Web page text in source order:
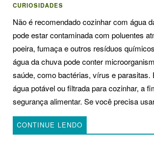
CURIOSIDADES
Não é recomendado cozinhar com água
pode estar contaminada com poluentes
poeira, fumaça e outros resíduos
água da chuva pode conter
saúde, como bactérias, vírus e parasitas.
água potável ou filtrada para cozinhar, a
segurança alimentar. Se você precisa
CONTINUE LENDO